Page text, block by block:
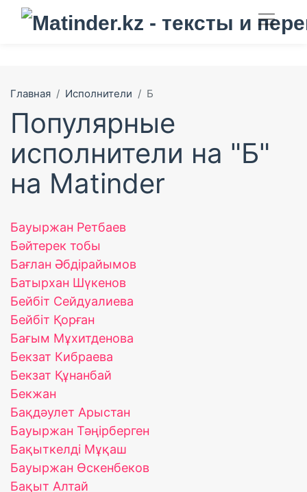
Главная Исполнители Б
Популярные
исполнители на "Б"
на Matinder
Бауыржан Ретбаев
Бәйтерек тобы
Бағлан Әбдірайымов
Батырхан Шүкенов
Бейбіт Сейдуалиева
Бейбіт Қорған
Бағым Мұхитденова
Бекзат Кибраева
Бекзат Құнанбай
Бекжан
Бақдәулет Арыстан
Бауыржан Тәңірберген
Бақыткелді Мұқаш
Бауыржан Өскенбеков
Бақыт Алтай